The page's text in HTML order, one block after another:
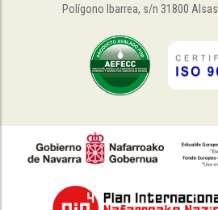
Polígono Ibarrea, s/n 31800